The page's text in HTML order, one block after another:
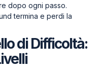
dopo ogni passo.
termina e perdi la
di Difficoltà: